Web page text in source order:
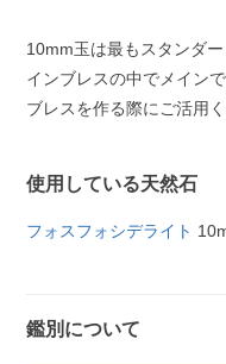
10mm玉は最もスタンダ
インブレスの中でメイン
ブレスを作る際にご活用く
使用している天然石
フォスフォシデライト
鑑別について